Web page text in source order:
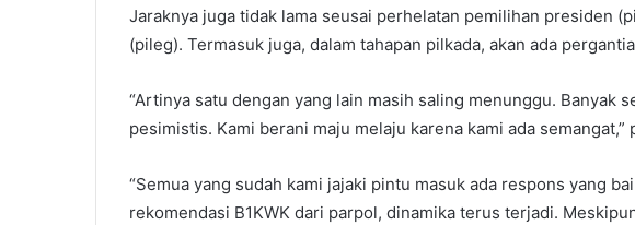
Jaraknya juga tidak lama seusai perhelatan pemilihan presiden
(pileg). Termasuk juga, dalam tahapan pilkada, akan ada
“Artinya satu dengan yang lain masih saling menunggu. Banyak
pesimistis. Kami berani maju melaju karena kami ada semangat,”
“Semua yang sudah kami jajaki pintu masuk ada respons yang
rekomendasi B1KWK dari parpol, dinamika terus terjadi.